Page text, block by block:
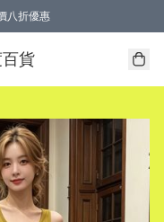
八折優惠
貨